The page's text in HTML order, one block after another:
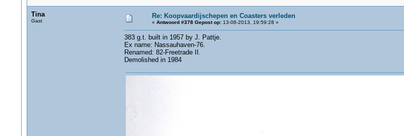
Tina
Gast
Re: Koopvaardijschepen en Coasters verleden
« Antwoord #378 Gepost op:13-08-2013, 19:59:28 »
383 g.t. built in 1957 by J. Pattje.
Ex name: Nassauhaven-76.
Renamed: 82-Freetrade II.
Demolished in 1984